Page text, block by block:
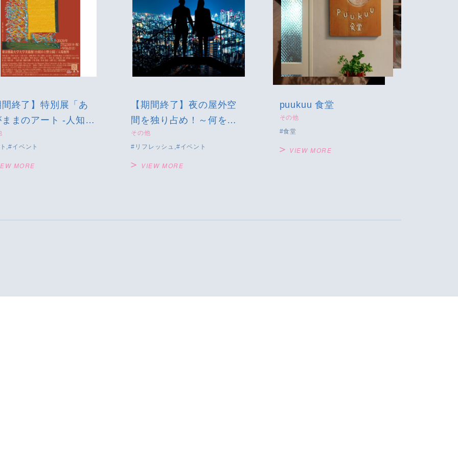
間終了】特別展「あ
ままのアート -人知れ
し続ける者たち-」
イベント
MORE
【期間終了】夜の屋外空
間を独り占め！～何をす
るかはあなた次第！～
その他
リフレッシュ
イベント
VIEW MORE
puukuu 食堂
その他
食堂
VIEW MORE